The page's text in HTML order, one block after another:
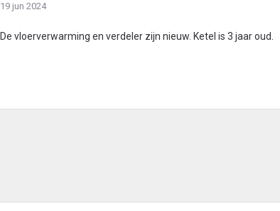
19 jun 2024
De vloerverwarming en verdeler zijn nieuw. Ketel is 3 jaar oud.